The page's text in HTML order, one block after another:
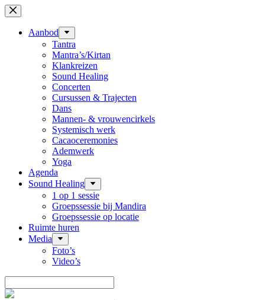
Ga
naar
Aanbod
Tantra
Mantra’s/Kirtan
Klankreizen
Sound Healing
Concerten
Cursussen & Trajecten
Dans
Mannen- & vrouwencirkels
Systemisch werk
Cacaoceremonies
Ademwerk
Yoga
Agenda
Sound Healing
1 op 1 sessie
Groepssessie bij Mandira
Groepssessie op locatie
Ruimte huren
Media
Foto’s
Video’s